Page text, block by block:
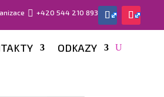
 +420 544 210 893
ODKAZY